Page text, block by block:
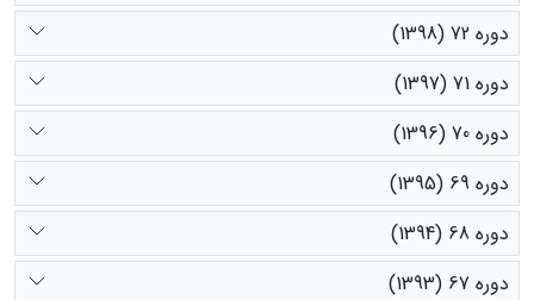
دوره 72 (1398)
دوره 71 (1397)
دوره 70 (1396)
دوره 69 (1395)
دوره 68 (1394)
دوره 67 (1393)